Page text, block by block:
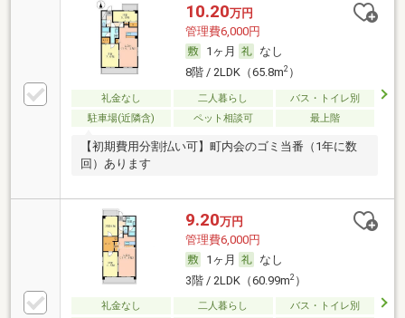
10.20万円
管理費6,000円
1ヶ月
なし
8階 / 2LDK（65.8m2）
礼金なし 二人暮らし
バス・トイレ別
駐車場(近隣含)
ペット相談可 最上階
【初期費用分割払い可】町内会のゴミ当番（1年に数
回）あります
9.20万円
管理費6,000円
1ヶ月
なし
3階 / 2LDK（60.99m2）
礼金なし 二人暮らし
バス・トイレ別